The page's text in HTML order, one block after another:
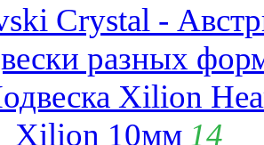
Crystal -
разных
Xilion
Xilion 10мм 14